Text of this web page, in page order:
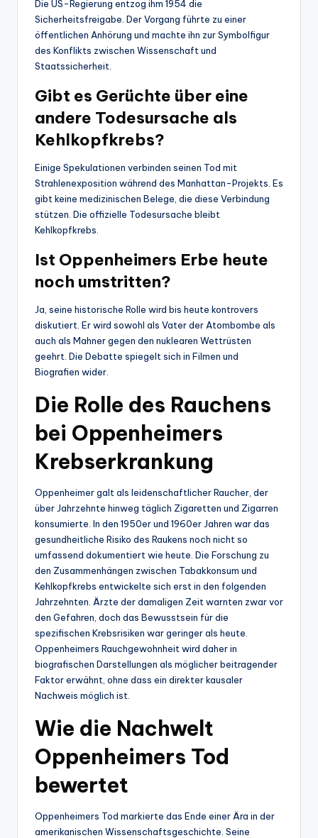
Die US-Regierung entzog ihm 1954 die
Sicherheitsfreigabe. Der Vorgang führte zu einer
öffentlichen Anhörung und machte ihn zur Symbolfigur
des Konflikts zwischen Wissenschaft und
Staatssicherheit.
Gibt es Gerüchte über eine
andere Todesursache als
Kehlkopfkrebs?
Einige Spekulationen verbinden seinen Tod mit
Strahlenexposition während des Manhattan-Projekts. Es
gibt keine medizinischen Belege, die diese Verbindung
stützen. Die offizielle Todesursache bleibt
Kehlkopfkrebs.
Ist Oppenheimers Erbe heute
noch umstritten?
Ja, seine historische Rolle wird bis heute kontrovers
diskutiert. Er wird sowohl als Vater der Atombombe als
auch als Mahner gegen den nuklearen Wettrüsten
geehrt. Die Debatte spiegelt sich in Filmen und
Biografien wider.
Die Rolle des Rauchens
bei Oppenheimers
Krebserkrankung
Oppenheimer galt als leidenschaftlicher Raucher, der
über Jahrzehnte hinweg täglich Zigaretten und Zigarren
konsumierte. In den 1950er und 1960er Jahren war das
gesundheitliche Risiko des Raukens noch nicht so
umfassend dokumentiert wie heute. Die Forschung zu
den Zusammenhängen zwischen Tabakkonsum und
Kehlkopfkrebs entwickelte sich erst in den folgenden
Jahrzehnten. Ärzte der damaligen Zeit warnten zwar vor
den Gefahren, doch das Bewusstsein für die
spezifischen Krebsrisiken war geringer als heute.
Oppenheimers Rauchgewohnheit wird daher in
biografischen Darstellungen als möglicher beitragender
Faktor erwähnt, ohne dass ein direkter kausaler
Nachweis möglich ist.
Wie die Nachwelt
Oppenheimers Tod
bewertet
Oppenheimers Tod markierte das Ende einer Ära in der
amerikanischen Wissenschaftsgeschichte. Seine